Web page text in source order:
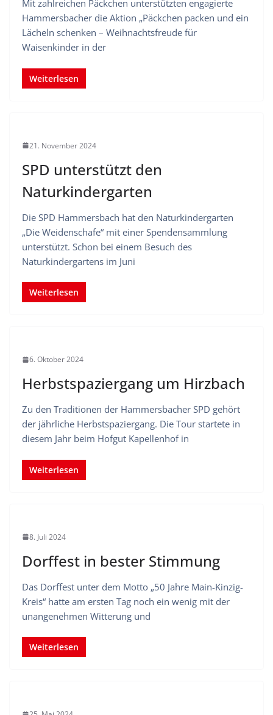
Mit zahlreichen Päckchen unterstützten engagierte
Hammersbacher die Aktion „Päckchen packen und ein
Lächeln schenken – Weihnachtsfreude für
Waisenkinder in der
Weiterlesen
21. November 2024
SPD unterstützt den
Naturkindergarten
Die SPD Hammersbach hat den Naturkindergarten
„Die Weidenschafe“ mit einer Spendensammlung
unterstützt. Schon bei einem Besuch des
Naturkindergartens im Juni
Weiterlesen
6. Oktober 2024
Herbstspaziergang um Hirzbach
Zu den Traditionen der Hammersbacher SPD gehört
der jährliche Herbstspaziergang. Die Tour startete in
diesem Jahr beim Hofgut Kapellenhof in
Weiterlesen
8. Juli 2024
Dorffest in bester Stimmung
Das Dorffest unter dem Motto „50 Jahre Main-Kinzig-
Kreis“ hatte am ersten Tag noch ein wenig mit der
unangenehmen Witterung und
Weiterlesen